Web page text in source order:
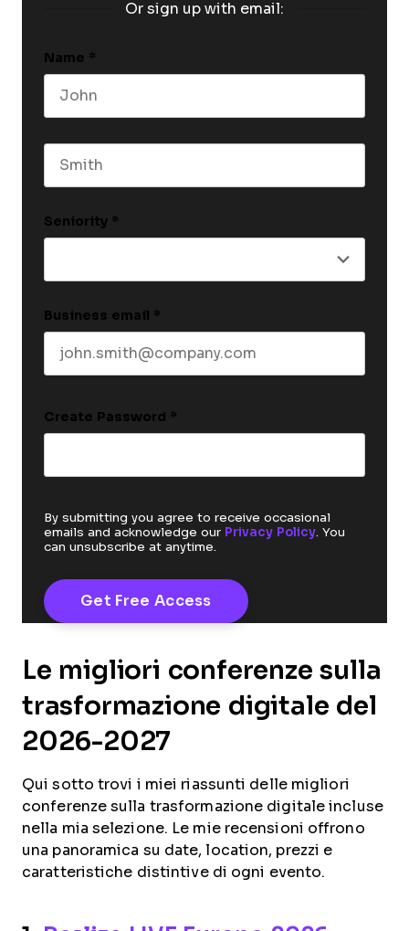
Or sign up with email:
Name *
Seniority *
Business email *
Create Password *
By submitting you agree to receive occasional
emails and acknowledge our Privacy Policy. You
can unsubscribe at anytime.
Le migliori conferenze sulla
trasformazione digitale del
2026-2027
Qui sotto trovi i miei riassunti delle migliori
conferenze sulla trasformazione digitale incluse
nella mia selezione. Le mie recensioni offrono
una panoramica su date, location, prezzi e
caratteristiche distintive di ogni evento.